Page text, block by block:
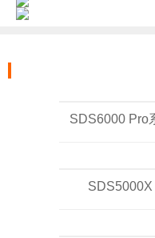
SDS6000 Pro